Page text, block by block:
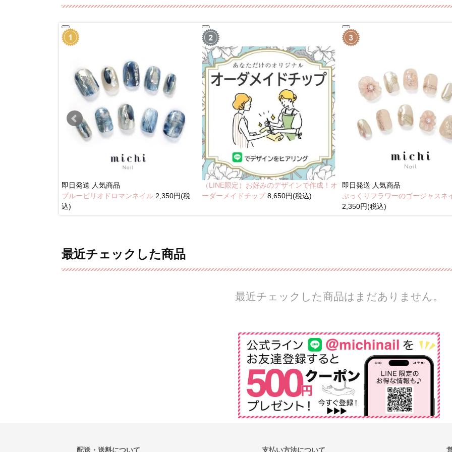
即日発送 人気商品
ブルーピリオドロマンネイル 2,350円(税
込)
（LINE限定）お好みのデザインで作成！オ
ーダーメイドチップ8,650円(税込)
即日発送 人気商品
ぷっくりフラワーのゴージャスネ
2,350円(税込)
最近チェックした商品
最近チェックした商品はまだありません。
配送・送料について 支払い方法について